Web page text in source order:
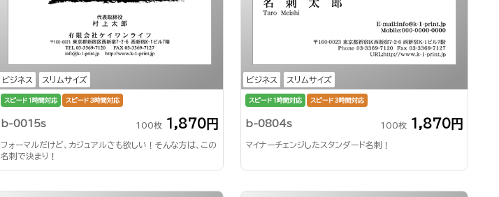
ビジネス スリムサイズ
スピード1時間対応 スピード3時間対応
b-0015s 100枚 1,870円
フォーマルだけど、カジュアルさも欲しい！そんな方は、この
名刺で決まり！
ビジネス スリムサイズ
スピード1時間対応 スピード3時間対応
b-0804s 100枚 1,870円
マイナーチェンジしたスタンダード名刺！